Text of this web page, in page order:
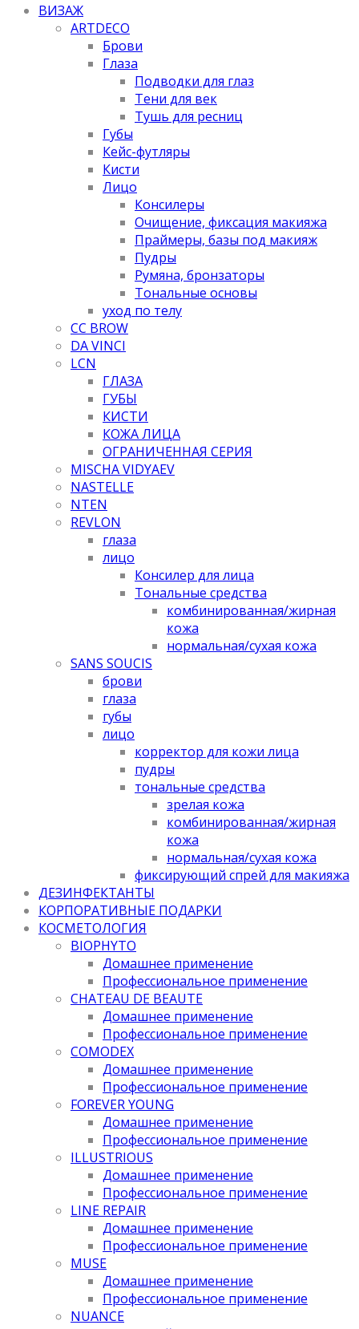
ВИЗАЖ
ARTDECO
Брови
Глаза
Подводки для глаз
Тени для век
Тушь для ресниц
Губы
Кейс-футляры
Кисти
Лицо
Консилеры
Очищение, фиксация макияжа
Праймеры, базы под макияж
Пудры
Румяна, бронзаторы
Тональные основы
уход по телу
CC BROW
DA VINCI
LCN
ГЛАЗА
ГУБЫ
КИСТИ
КОЖА ЛИЦА
ОГРАНИЧЕННАЯ СЕРИЯ
MISCHA VIDYAEV
NASTELLE
NTEN
REVLON
глаза
лицо
Консилер для лица
Тональные средства
комбинированная/жирная
кожа
нормальная/cухая кожа
SANS SOUCIS
брови
глаза
губы
лицо
корректор для кожи лица
пудры
тональные средства
зрелая кожа
комбинированная/жирная
кожа
нормальная/cухая кожа
фиксирующий спрей для макияжа
ДЕЗИНФЕКТАНТЫ
КОРПОРАТИВНЫЕ ПОДАРКИ
КОСМЕТОЛОГИЯ
BIOPHYTO
Домашнее применение
Профессиональное применение
CHATEAU DE BEAUTE
Домашнее применение
Профессиональное применение
COMODEX
Домашнее применение
Профессиональное применение
FOREVER YOUNG
Домашнее применение
Профессиональное применение
ILLUSTRIOUS
Домашнее применение
Профессиональное применение
LINE REPAIR
Домашнее применение
Профессиональное применение
MUSE
Домашнее применение
Профессиональное применение
NUANCE